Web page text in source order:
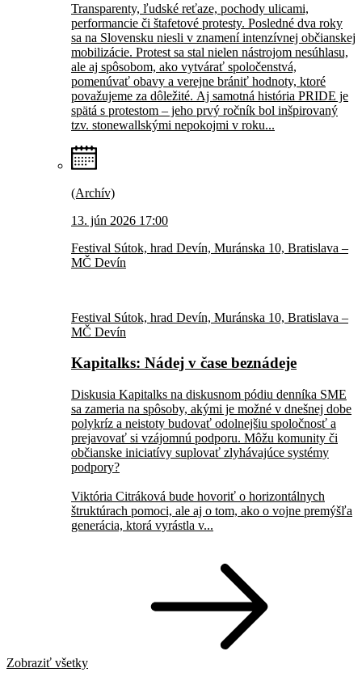
Transparenty, ľudské reťaze, pochody ulicami,
performancie či štafetové protesty. Posledné dva roky
sa na Slovensku niesli v znamení intenzívnej občianskej
mobilizácie. Protest sa stal nielen nástrojom nesúhlasu,
ale aj spôsobom, ako vytvárať spoločenstvá,
pomenúvať obavy a verejne brániť hodnoty, ktoré
považujeme za dôležité. Aj samotná história PRIDE je
spätá s protestom – jeho prvý ročník bol inšpirovaný
tzv. stonewallskými nepokojmi v roku...
(Archív)
13. jún 2026 17:00
Festival Sútok, hrad Devín, Muránska 10, Bratislava –
MČ Devín
Festival Sútok, hrad Devín, Muránska 10, Bratislava –
MČ Devín
Kapitalks: Nádej v čase beznádeje
Diskusia Kapitalks na diskusnom pódiu denníka SME
sa zameria na spôsoby, akými je možné v dnešnej dobe
polykríz a neistoty budovať odolnejšiu spoločnosť a
prejavovať si vzájomnú podporu. Môžu komunity či
občianske iniciatívy suplovať zlyhávajúce systémy
podpory?
Viktória Citráková bude hovoriť o horizontálnych
štruktúrach pomoci, ale aj o tom, ako o vojne premýšľa
generácia, ktorá vyrástla v...
Zobraziť všetky